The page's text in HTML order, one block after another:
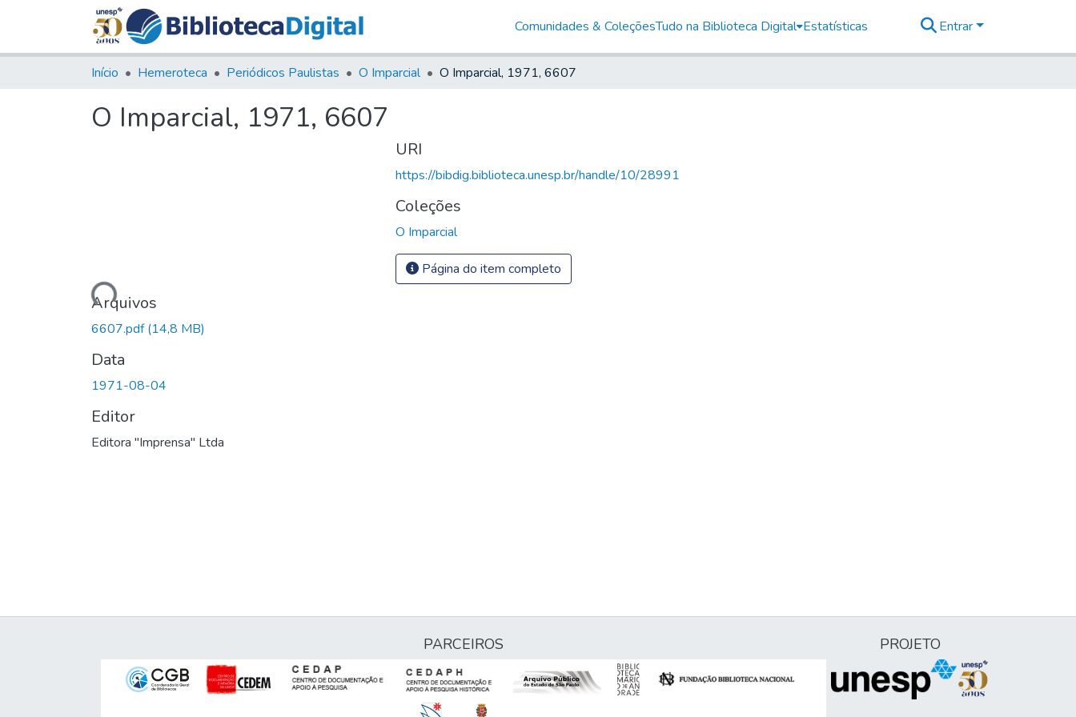
Comunidades & ColeçõesTudo na Biblioteca Digital Estatísticas Entrar
Início Hemeroteca Periódicos Paulistas O Imparcial O Imparcial, 1971, 6607
O Imparcial, 1971, 6607
Carregando...
Arquivos
6607.pdf(14,8 MB)
Data
1971-08-04
Editor
Editora "Imprensa" Ltda
URI
https://bibdig.biblioteca.unesp.br/handle/10/28991
Coleções
O Imparcial
Página do item completo
PARCEIROS PROJETO